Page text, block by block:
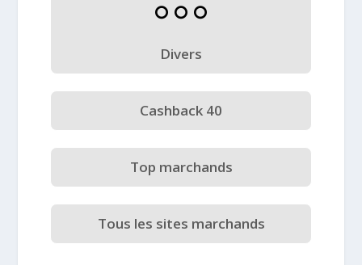
Divers
Cashback 40
Top marchands
Tous les sites marchands